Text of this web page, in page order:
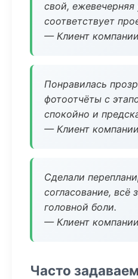
свой, ежевечерняя
соответствует
— Клиент компании
Понравилась
фотоотчёты с
спокойно и
— Клиент компании
Сделали
согласование, всё
головной боли.
— Клиент компании
Часто